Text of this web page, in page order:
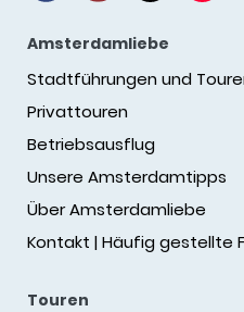
Amsterdamliebe
Stadtführungen und
Privattouren
Betriebsausflug
Unsere Amsterdamtipps
Über Amsterdamliebe
Kontakt | Häufig gestellte
Touren